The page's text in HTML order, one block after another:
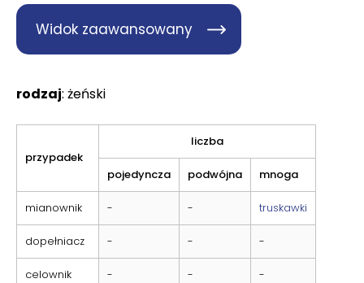
Widok zaawansowany
rodzaj: żeński
przypadek
liczba
pojedyncza podwójna mnoga
mianownik - - truskawki
dopełniacz - - -
celownik - - -